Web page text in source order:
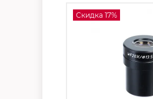
Скидка 17%